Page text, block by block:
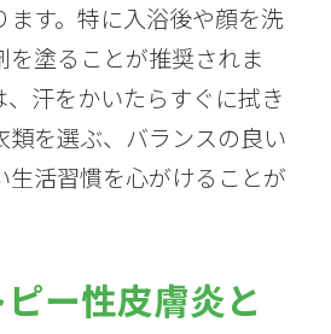
ます。特に入浴後や顔を洗
を塗ることが推奨されま
、汗をかいたらすぐに拭き
類を選ぶ、バランスの良い
生活習慣を心がけることが
ー性皮膚炎と